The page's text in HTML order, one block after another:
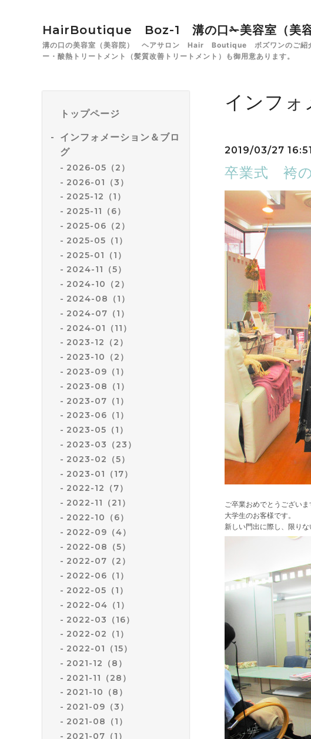
HairBoutique Boz-1 溝の口✁美容室（美容
溝の口の美容室（美容院） ヘアサロン Hair Boutique ボズワンのご紹介
ー・酸熱トリートメント（髪質改善トリートメント）も御用意あります。
トップページ
インフォメーション＆ブロ
グ
2026-05（2）
2026-01（3）
2025-12（1）
2025-11（6）
2025-06（2）
2025-05（1）
2025-01（1）
2024-11（5）
2024-10（2）
2024-08（1）
2024-07（1）
2024-01（11）
2023-12（2）
2023-10（2）
2023-09（1）
2023-08（1）
2023-07（1）
2023-06（1）
2023-05（1）
2023-03（23）
2023-02（5）
2023-01（17）
2022-12（7）
2022-11（21）
2022-10（6）
2022-09（4）
2022-08（5）
2022-07（2）
2022-06（1）
2022-05（1）
2022-04（1）
2022-03（16）
2022-02（1）
2022-01（15）
2021-12（8）
2021-11（28）
2021-10（8）
2021-09（3）
2021-08（1）
2021-07（1）
インフ
2019/03/27 16:51
卒業式 袴
ご卒業おめでとうござい
大学生のお客様です。
新しい門出に際し、限りな